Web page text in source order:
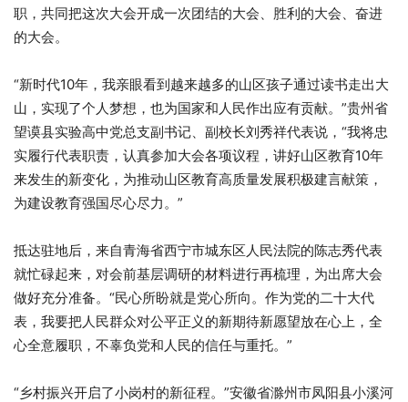
职，共同把这次大会开成一次团结的大会、胜利的大会、奋进
的大会。
“新时代10年，我亲眼看到越来越多的山区孩子通过读书走出大
山，实现了个人梦想，也为国家和人民作出应有贡献。”贵州省
望谟县实验高中党总支副书记、副校长刘秀祥代表说，“我将忠
实履行代表职责，认真参加大会各项议程，讲好山区教育10年
来发生的新变化，为推动山区教育高质量发展积极建言献策，
为建设教育强国尽心尽力。”
抵达驻地后，来自青海省西宁市城东区人民法院的陈志秀代表
就忙碌起来，对会前基层调研的材料进行再梳理，为出席大会
做好充分准备。“民心所盼就是党心所向。作为党的二十大代
表，我要把人民群众对公平正义的新期待新愿望放在心上，全
心全意履职，不辜负党和人民的信任与重托。”
“乡村振兴开启了小岗村的新征程。”安徽省滁州市凤阳县小溪河